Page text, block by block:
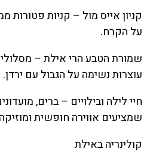
קניון אייס מול – קניות
על הקרח.
שמורת הטבע הרי אילת –
עוצרות נשימה על הגבול עם ירדן.
חיי לילה ובילויים – ברים,
שמציעים אווירה חופשית
קולינריה באילת